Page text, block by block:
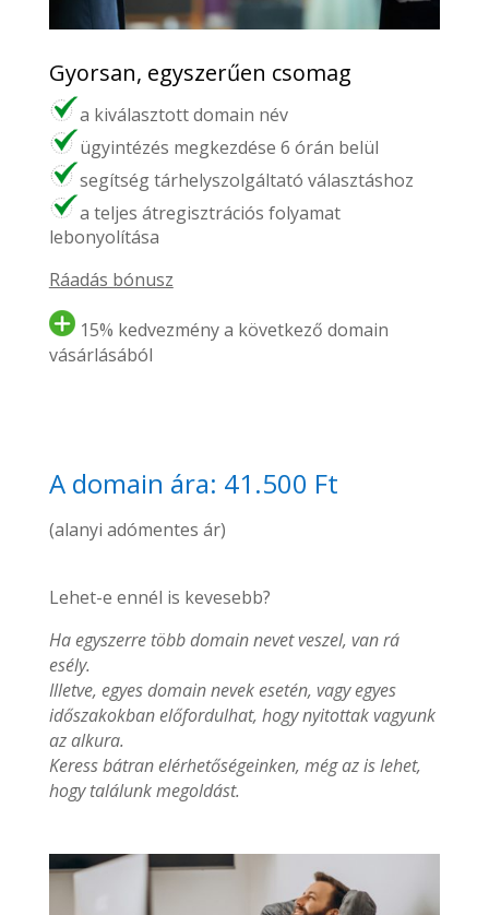
Gyorsan, egyszerűen csomag
a kiválasztott domain név
ügyintézés megkezdése 6 órán belül
segítség tárhelyszolgáltató választáshoz
a teljes átregisztrációs folyamat
lebonyolítása
Ráadás bónusz
15% kedvezmény a következő domain
vásárlásából
A domain ára: 41.500 Ft
(alanyi adómentes ár)
Lehet-e ennél is kevesebb?
Ha egyszerre több domain nevet veszel, van rá
esély.
Illetve, egyes domain nevek esetén, vagy egyes
időszakokban előfordulhat, hogy nyitottak vagyunk
az alkura.
Keress bátran elérhetőségeinken, még az is lehet,
hogy találunk megoldást.